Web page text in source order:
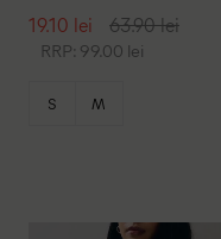
19.10 lei 63.90 lei
RRP: 99.00 lei
S M